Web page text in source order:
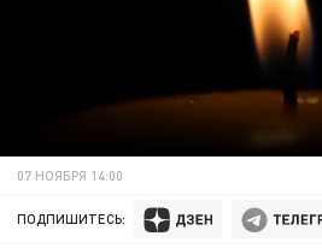
07 НОЯБРЯ 14:00
ПОДПИШИТЕСЬ: